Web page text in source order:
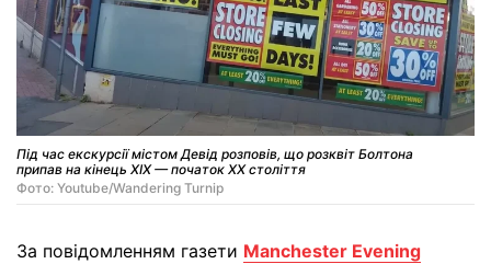
Під час екскурсії містом Девід розповів, що розквіт Болтона
припав на кінець XIX — початок XX століття
Фото: Youtube/Wandering Turnip
За повідомленням газети Manchester Evening